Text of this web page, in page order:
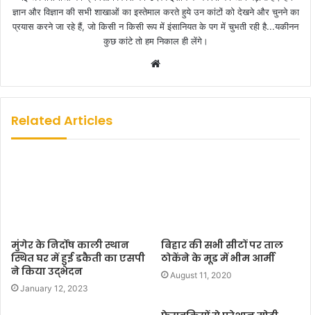
ज्ञान और विज्ञान की सभी शाखाओं का इस्तेमाल करते हुये उन कांटों को देखने और चुनने का
प्रयास करने जा रहे हैं, जो किसी न किसी रूप में इंसानियत के पग में चुभती रही है...यकीनन
कुछ कांटे तो हम निकाल ही लेंगे।
b
Related Articles
मुंगेर के निर्दोष काली स्थान
स्थित घर में हुई डकैती का एसपी
ने किया उद्भेदन
January 12, 2023
बिहार की सभी सीटों पर ताल
ठोकेंने के मूड में भीम आर्मी
August 11, 2020